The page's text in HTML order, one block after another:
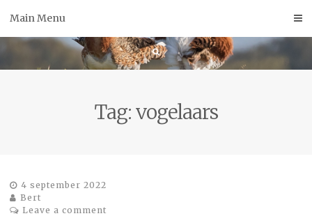
Main Menu
Tag:vogelaars
4 september 2022
Bert
Leave a comment